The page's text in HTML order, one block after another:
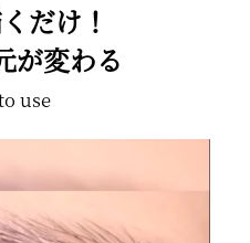
だけ！
が変わる
use